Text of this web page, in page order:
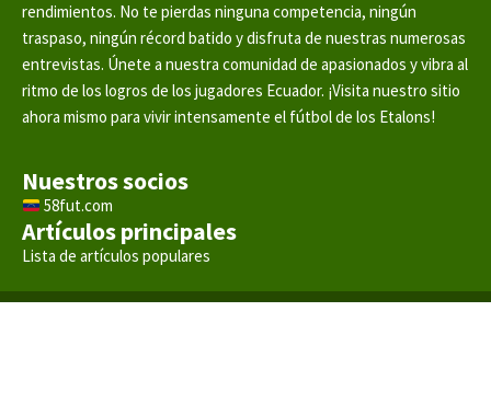
rendimientos. No te pierdas ninguna competencia, ningún
traspaso, ningún récord batido y disfruta de nuestras numerosas
entrevistas. Únete a nuestra comunidad de apasionados y vibra al
ritmo de los logros de los jugadores Ecuador. ¡Visita nuestro sitio
ahora mismo para vivir intensamente el fútbol de los Etalons!
Nuestros socios
58fut.com
Artículos principales
Lista de artículos populares